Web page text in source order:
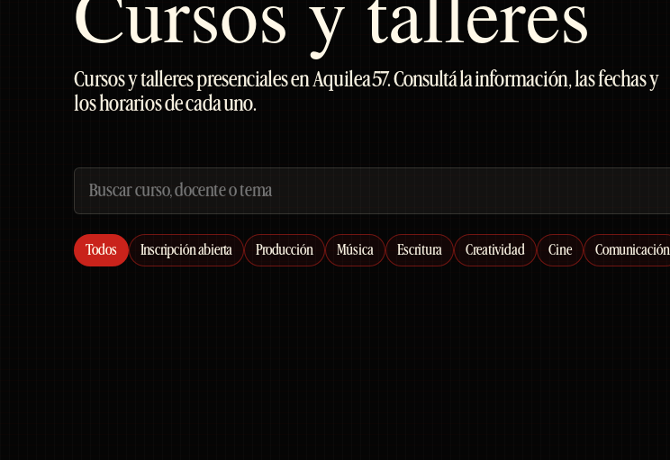
Cursos y talleres presenciales en Aquilea 57. Consultá la información, las fechas y
los horarios de cada uno.
Todos Inscripción abierta Producción Música Escritura Creatividad Cine Comunicación